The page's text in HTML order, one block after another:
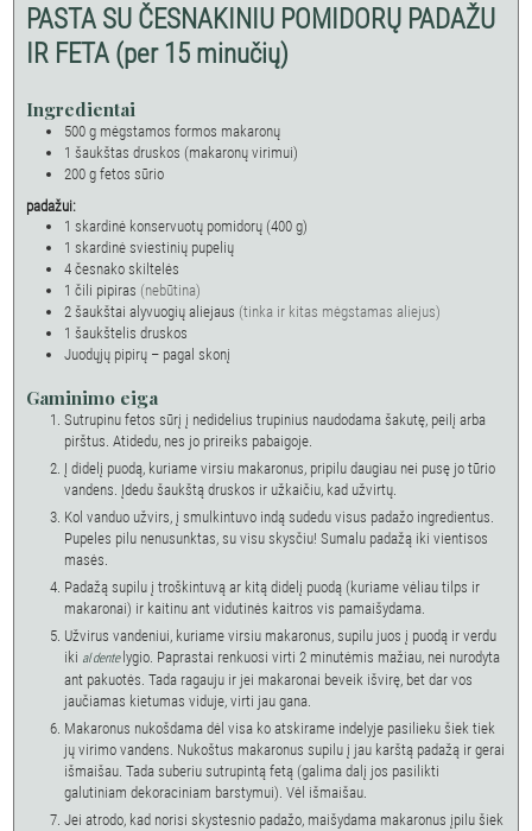
PASTA SU ČESNAKINIU POMIDORŲ PADAŽU
IR FETA (per 15 minučių)
Ingredientai
500 g mėgstamos formos makaronų
1 šaukštas druskos (makaronų virimui)
200g fetos sūrio
padažui:
1 skardinė konservuotų pomidorų (400 g)
1 skardinė sviestinių pupelių
4 česnako skiltelės
1 čili pipiras (nebūtina)
2 šaukštai alyvuogių aliejaus (tinka ir kitas mėgstamas aliejus)
1 šaukštelis druskos
Juodųjų pipirų – pagal skonį
Gaminimo eiga
Sutrupinu fetos sūrį į nedidelius trupinius naudodama šakutę, peilį arba
pirštus. Atidedu, nes jo prireiks pabaigoje.
Į didelį puodą, kuriame virsiu makaronus, pripilu daugiau nei pusę jo tūrio
vandens. Įdedu šaukštą druskos ir užkaičiu, kad užvirtų.
Kol vanduo užvirs, į smulkintuvo indą sudedu visus padažo ingredientus.
Pupeles pilu nenusunktas, su visu skysčiu! Sumalu padažą iki vientisos
masės.
Padažą supilu į troškintuvą ar kitą didelį puodą (kuriame vėliau tilps ir
makaronai) ir kaitinu ant vidutinės kaitros vis pamaišydama.
Užvirus vandeniui, kuriame virsiu makaronus, supilu juos į puodą ir verdu
iki al dente lygio. Paprastai renkuosi virti 2 minutėmis mažiau, nei nurodyta
ant pakuotės. Tada ragauju ir jei makaronai beveik išvirę, bet dar vos
jaučiamas kietumas viduje, virti jau gana.
Makaronus nukošdama dėl visa ko atskirame indelyje pasilieku šiek tiek
jų virimo vandens. Nukoštus makaronus supilu į jau karštą padažą ir gerai
išmaišau. Tada suberiu sutrupintą fetą (galima dalį jos pasilikti
galutiniam dekoraciniam barstymui). Vėl išmaišau.
Jei atrodo, kad norisi skystesnio padažo, maišydama makaronus įpilu šiek